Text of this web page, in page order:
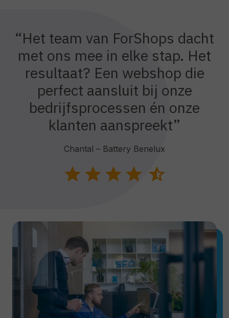
“Het team van ForShops dacht
met ons mee in elke stap. Het
resultaat? Een webshop die
perfect aansluit bij onze
bedrijfsprocessen én onze
klanten aanspreekt”
Chantal – Battery Benelux
starstarstarstar star_half